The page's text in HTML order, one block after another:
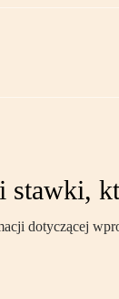
dotyczącej